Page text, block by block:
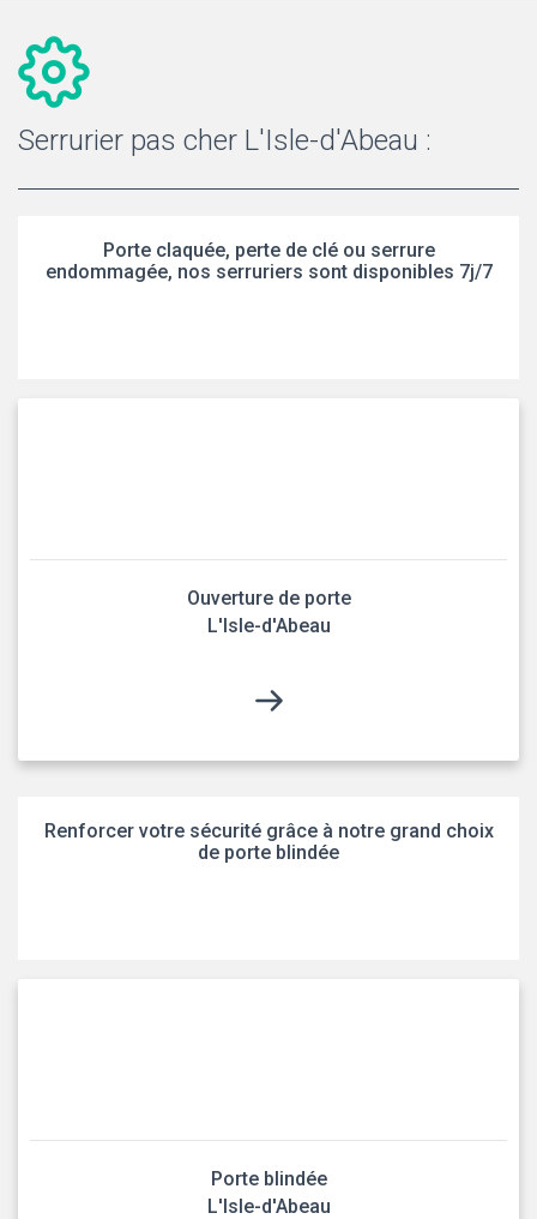
Serrurier pas cher L'Isle-d'Abeau :
Porte claquée, perte de clé ou serrure
endommagée, nos serruriers sont disponibles 7j/7
Ouverture de porte
L'Isle-d'Abeau
Renforcer votre sécurité grâce à notre grand choix
de porte blindée
Porte blindée
L'Isle-d'Abeau